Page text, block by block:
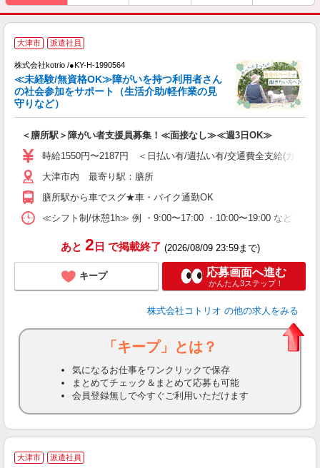
大津市 派遣社員
株式会社kotrio /●KY-H-1990564
≪未経験/無資格OK≫障がいを持つ利用者さん
の社会参加をサポート（生活介助/軽作業の見
守りなど）
＜膳所駅＞障がい者支援員募集！≪面接なし≫≪週3日OK≫
時給1550円〜2187円 ＜日払い有/週払い有/交通費全支給(ガソリ
大津市内 最寄り駅：膳所
膳所駅から車でスグ★車・バイク通勤OK
≪シフト制/休憩1h≫ 例 ・9:00〜17:00 ・10:00〜19:00 など ※残
あと 2 日 で掲載終了 (2026/08/09 23:59まで)
キープ 応募画面へ進む
かんたん3ステップ！
株式会社コトリオ の他の求人をみる
「キープ」とは？
気になるお仕事をワンクリックで保存
まとめてチェック＆まとめて応募も可能
会員登録無しで今すぐご利用いただけます
大津市 派遣社員